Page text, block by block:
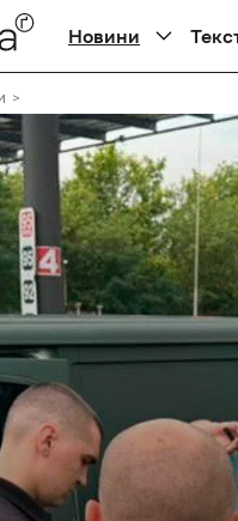
Новини